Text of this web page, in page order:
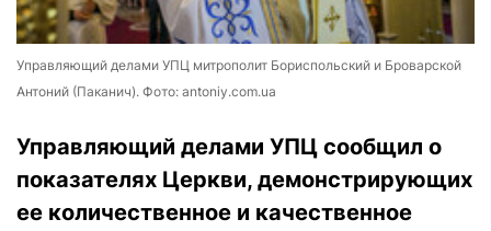
Управляющий делами УПЦ митрополит Бориспольский и Броварской
Антоний (Паканич). Фото: antoniy.com.ua
Управляющий делами УПЦ сообщил о
показателях Церкви, демонстрирующих
ее количественное и качественное